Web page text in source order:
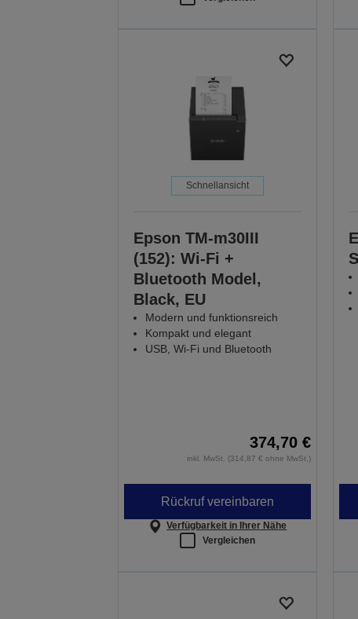
Schnellansicht
Epson TM-m30III
(152): Wi-Fi +
Bluetooth Model,
Black, EU
Modern und funktionsreich
Kompakt und elegant
USB, Wi-Fi und Bluetooth
374,70 €
inkl. MwSt. (314,87 € ohne MwSt.)
Rückruf vereinbaren
Verfügbarkeit in Ihrer Nähe
Vergleichen